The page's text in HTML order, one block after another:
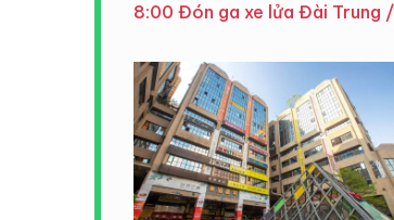
8:00 Đón ga xe lửa Đài Trung /